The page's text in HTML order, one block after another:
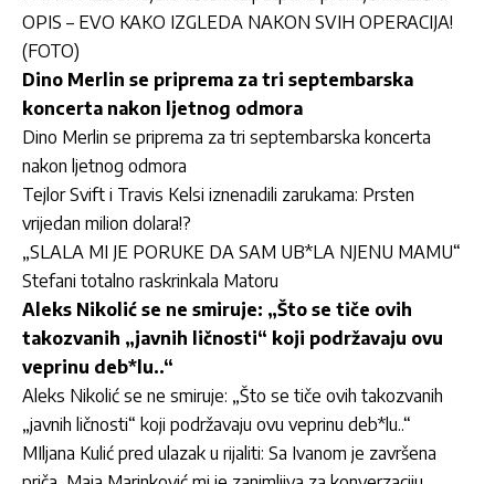
OPIS – EVO KAKO IZGLEDA NAKON SVIH OPERACIJA!
(FOTO)
Dino Merlin se priprema za tri septembarska
koncerta nakon ljetnog odmora
Dino Merlin se priprema za tri septembarska koncerta
nakon ljetnog odmora
Tejlor Svift i Travis Kelsi iznenadili zarukama: Prsten
vrijedan milion dolara!?
„SLALA MI JE PORUKE DA SAM UB*LA NJENU MAMU“
Stefani totalno raskrinkala Matoru
Aleks Nikolić se ne smiruje: „Što se tiče ovih
takozvanih „javnih ličnosti“ koji podržavaju ovu
veprinu deb*lu..“
Aleks Nikolić se ne smiruje: „Što se tiče ovih takozvanih
„javnih ličnosti“ koji podržavaju ovu veprinu deb*lu..“
MIljana Kulić pred ulazak u rijaliti: Sa Ivanom je završena